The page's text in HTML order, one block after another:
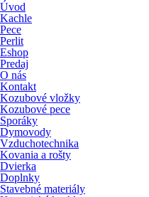
Úvod
Kachle
Pece
Perlit
Eshop
Predaj
O nás
Kontakt
Kozubové vložky
Kozubové pece
Sporáky
Dymovody
Vzduchotechnika
Kovania a rošty
Dvierka
Doplnky
Stavebné materiály